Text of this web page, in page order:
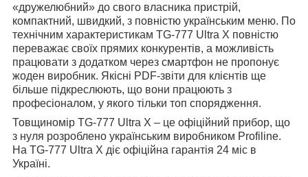
«дружелюбний» до свого власника пристрій,
компактний, швидкий, з повністю українським меню. По
технічним характеристикам TG-777 Ultra X повністю
переважає своїх прямих конкурентів, а можливість
працювати з додатком через смартфон не пропонує
жоден виробник. Якісні PDF-звіти для клієнтів ще
більше підкреслюють, що вони працюють з
професіоналом, у якого тільки топ спорядження.
Товщиномір TG-777 Ultra X – це офіційний прибор, що
з нуля розроблено українським виробником Profiline.
На TG-777 Ultra X діє офіційна гарантія 24 міс в
Україні.